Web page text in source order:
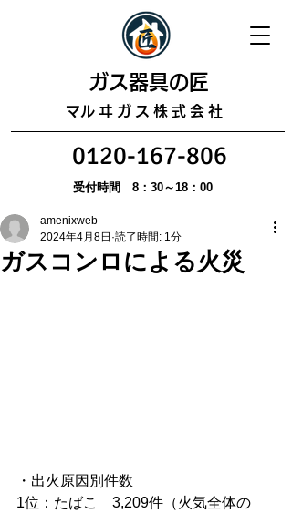
​ガス器具の匠
​マルヰガス株式会社
0120-167-806
受付時間 8：30～18：00
ガスコンロによる火災
amenixweb
2024年4月8日 読了時間: 1分
・出火原因別件数
1位：たばこ　3,209件（火気全体の